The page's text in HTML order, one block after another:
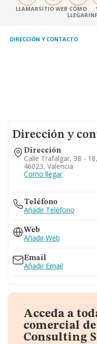
seguridad y
datos y
externos
LLAMARSITIO WEB CÓMO
LLEGAR
DIRECCIÓN Y CONTACTO
Dirección y
Dirección
Calle Trafalgar, 38 -
46023, Valencia
Como llegar
Teléfono
Añadir Teléfono
Web
Añadir Web
Email
Añadir Email
Acceda a
comercial
Consulting